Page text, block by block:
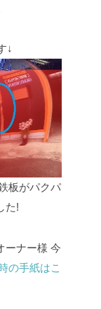
↓
板がパクパ
た!
ーナー様 今
の手紙はこ